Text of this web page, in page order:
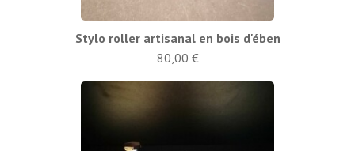
Stylo roller artisanal en bois d'ében
80,00 €